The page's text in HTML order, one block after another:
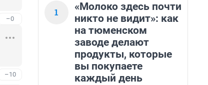
–0
–10
1
«Молоко здесь почти
никто не видит»: как
на тюменском
заводе делают
продукты, которые
вы покупаете
каждый день